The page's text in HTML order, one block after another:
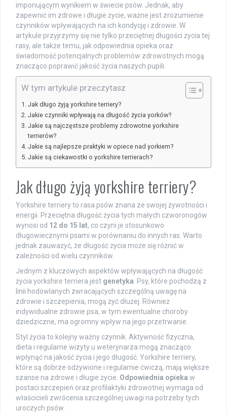
imponującym wynikiem w świecie psów. Jednak, aby
zapewnić im zdrowe i długie życie, ważne jest zrozumienie
czynników wpływających na ich kondycję i zdrowie. W
artykule przyjrzymy się nie tylko przeciętnej długości życia tej
rasy, ale także temu, jak odpowiednia opieka oraz
świadomość potencjalnych problemów zdrowotnych mogą
znacząco poprawić jakość życia naszych pupili.
W tym artykule przeczytasz
Jak długo żyją yorkshire terriery?
Jakie czynniki wpływają na długość życia yorków?
Jakie są najczęstsze problemy zdrowotne yorkshire
terrierów?
Jakie są najlepsze praktyki w opiece nad yorkiem?
Jakie są ciekawostki o yorkshire terrierach?
Jak długo żyją yorkshire terriery?
Yorkshire terriery to rasa psów znana ze swojej żywotności i
energii. Przeciętna długość życia tych małych czworonogów
wynosi od 12 do 15 lat, co czyni je stosunkowo
długowiecznymi psami w porównaniu do innych ras. Warto
jednak zauważyć, że długość życia może się różnić w
zależności od wielu czynników.
Jednym z kluczowych aspektów wpływających na długość
życia yorkshire terriera jest genetyka . Psy, które pochodzą z
linii hodowlanych zwracających szczególną uwagę na
zdrowie i szczepienia, mogą żyć dłużej. Również
indywidualne zdrowie psa, w tym ewentualne choroby
dziedziczne, ma ogromny wpływ na jego przetrwanie.
Styl życia to kolejny ważny czynnik. Aktywność fizyczna,
dieta i regularne wizyty u weterynarza mogą znacząco
wpłynąć na jakość życia i jego długość. Yorkshire terriery,
które są dobrze odżywione i regularnie ćwiczą, mają większe
szanse na zdrowe i długie życie. Odpowiednia opieka w
postaci szczepień oraz profilaktyki zdrowotnej wymaga od
właścicieli zwrócenia szczególnej uwagi na potrzeby tych
uroczych psów.